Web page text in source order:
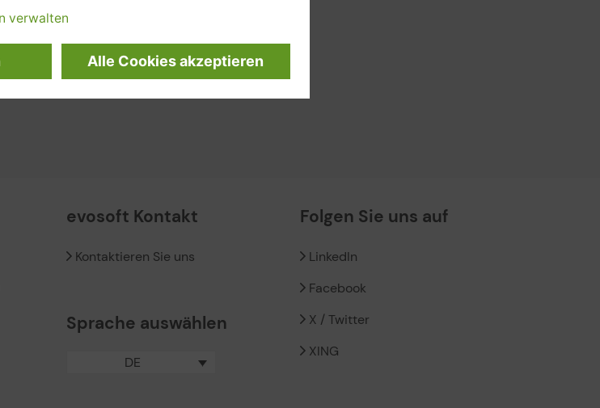
evosoft Kontakt
Kontaktieren Sie uns
Sprache auswählen
DE
Folgen Sie uns auf
LinkedIn
Facebook
X / Twitter
XING